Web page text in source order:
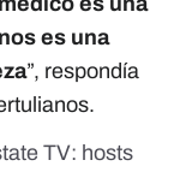
es una
”, respondía
TV: hosts